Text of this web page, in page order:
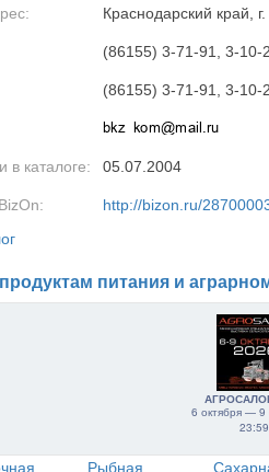
Краснодарский край,
(86155) 3-71-91, 3-10-
(86155) 3-71-91, 3-10-
в каталоге: 05.07.2004
http://bizon.ru/
питания и
6 октября — 9
23:59
Рыбная